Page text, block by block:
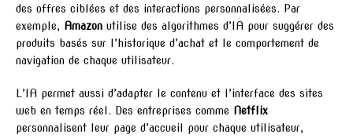
des offres ciblées et des interactions personnalisées. Par
exemple, Amazon utilise des algorithmes d’IA pour suggérer des
produits basés sur l’historique d’achat et le comportement de
navigation de chaque utilisateur.
L’IA permet aussi d’adapter le contenu et l’interface des sites
web en temps réel. Des entreprises comme Netflix
personnalisent leur page d’accueil pour chaque utilisateur,